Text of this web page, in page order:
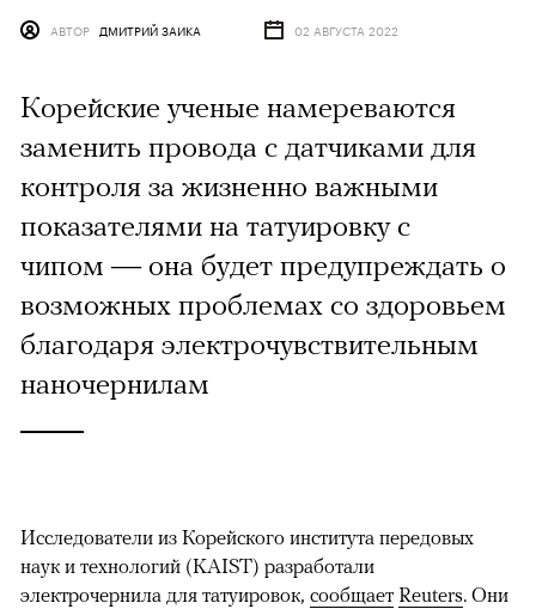
АВТОР ДМИТРИЙ ЗАИКА 02 АВГУСТА 2022
Корейские ученые намереваются
заменить провода с датчиками для
контроля за жизненно важными
показателями на татуировку с
чипом — она будет предупреждать о
возможных проблемах со здоровьем
благодаря электрочувствительным
наночернилам
Исследователи из Корейского института передовых
наук и технологий (KAIST) разработали
электрочернила для татуировок, сообщает Reuters. Они